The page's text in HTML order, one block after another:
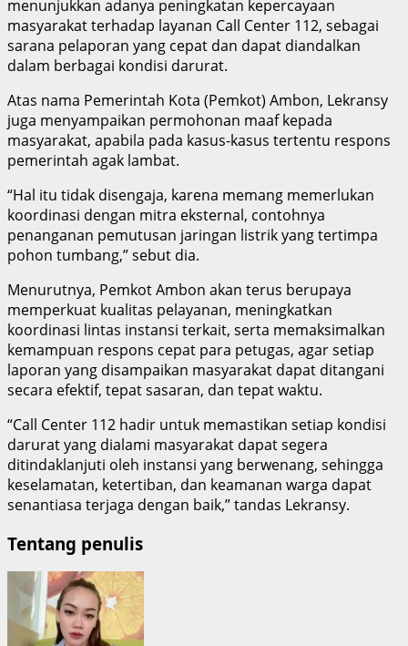
menunjukkan adanya peningkatan kepercayaan
masyarakat terhadap layanan Call Center 112, sebagai
sarana pelaporan yang cepat dan dapat diandalkan
dalam berbagai kondisi darurat.
Atas nama Pemerintah Kota (Pemkot) Ambon, Lekransy
juga menyampaikan permohonan maaf kepada
masyarakat, apabila pada kasus-kasus tertentu respons
pemerintah agak lambat.
“Hal itu tidak disengaja, karena memang memerlukan
koordinasi dengan mitra eksternal, contohnya
penanganan pemutusan jaringan listrik yang tertimpa
pohon tumbang,” sebut dia.
Menurutnya, Pemkot Ambon akan terus berupaya
memperkuat kualitas pelayanan, meningkatkan
koordinasi lintas instansi terkait, serta memaksimalkan
kemampuan respons cepat para petugas, agar setiap
laporan yang disampaikan masyarakat dapat ditangani
secara efektif, tepat sasaran, dan tepat waktu.
“Call Center 112 hadir untuk memastikan setiap kondisi
darurat yang dialami masyarakat dapat segera
ditindaklanjuti oleh instansi yang berwenang, sehingga
keselamatan, ketertiban, dan keamanan warga dapat
senantiasa terjaga dengan baik,” tandas Lekransy.
Tentang penulis